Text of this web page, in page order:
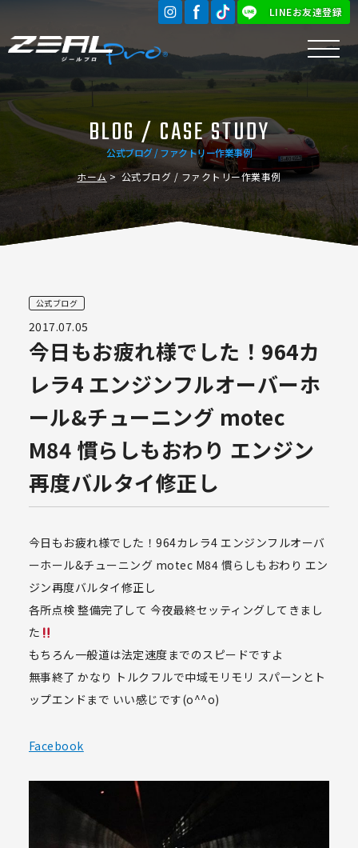
LINEお友達登録
公式ブログ / ファクトリー作業事例
BLOG / CASE STUDY
ホーム 公式ブログ / ファクトリー作業事例
公式ブログ
2017.07.05
今日もお疲れ様でした！964カ
レラ4 エンジンフルオーバーホ
ール&チューニング motec
M84 慣らしもおわり エンジン
再度バルタイ修正し
今日もお疲れ様でした！964カレラ4 エンジンフルオーバ
ーホール&チューニング motec M84 慣らしもおわり エン
ジン再度バルタイ修正し
各所点検 整備完了して 今夜最終セッティングしてきまし
た
もちろん一般道は法定速度までのスピードですよ
無事終了 かなり トルクフルで中域モリモリ スパーンとト
ップエンドまで いい感じです(o^^o)
Facebook